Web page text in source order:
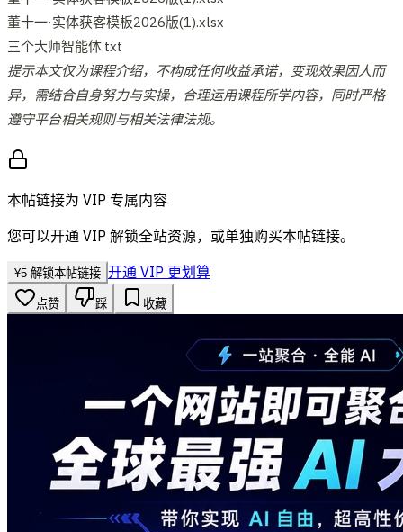
董十一·实体获客模板2026版(1).xlsx
三个大师智能体.txt
提示本文仅为课程介绍，不构成任何收益承诺，变现效果因人而
异，需结合自身努力与实操，合理运用课程所学内容，同时严格
遵守平台相关规则与相关法律法规。
本帖链接为 VIP 专属内容
您可以开通 VIP 解锁全站资源，或单独购买本帖链接。
¥5 解锁本帖链接 开通 VIP 更划算
点赞 踩 收藏